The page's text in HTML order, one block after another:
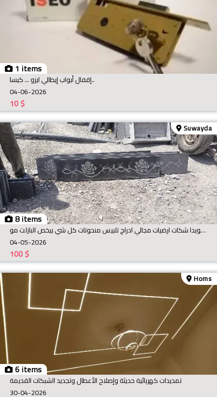
1 items
إقفال أبواب إيطالي ايزو ... كيسا..
04-06-2026
$
10
8 items
Suwayda
بازلت سويدا شكات ارضيات مجالي ادراج تلبيس منحوتات كل شي بيخص البازلت مو
04-05-2026
$
100
6 items
Homs
تمديدات كهربائية حديثة وإصلاح الأعطال وتجديد الشبكات القديمة
30-04-2026